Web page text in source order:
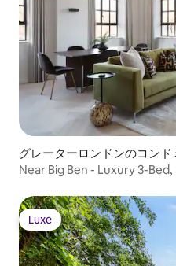
グレーターロンドンのコンド
Near Big Ben - Luxury 3-Bed,
Luxe
Luxe